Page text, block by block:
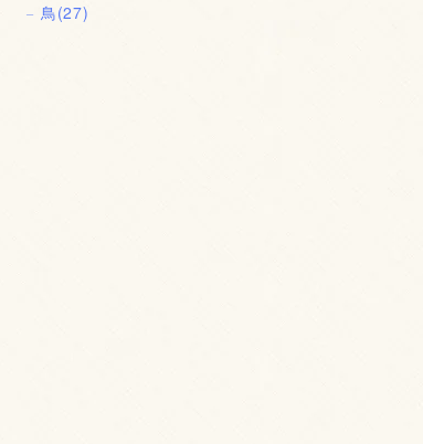
鳥(27)